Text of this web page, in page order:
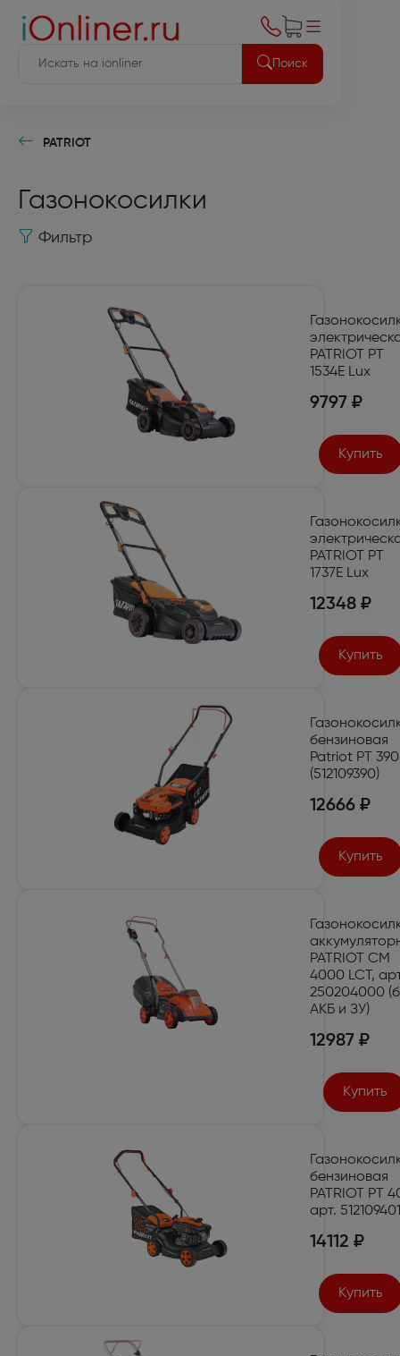
Поиск
PATRIOT
Газонокосилки
Фильтр
PATRIOT PT
1534E Lux
9797 ₽
Купить
PATRIOT PT
1737E Lux
12348 ₽
Купить
бензиновая
Patriot PT 390
(512109390)
12666 ₽
Купить
PATRIOT CM
4000 LCT,
250204000
АКБ и ЗУ)
12987 ₽
Купить
бензиновая
PATRIOT PT
арт. 512109401
14112 ₽
Купить